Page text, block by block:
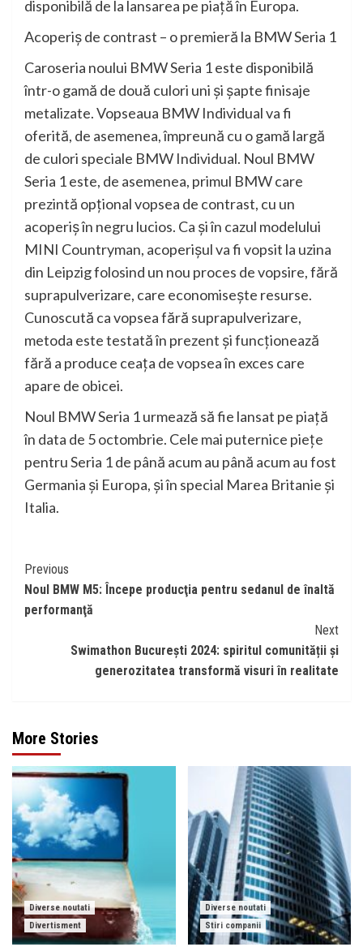
disponibilă de la lansarea pe piaţă în Europa.
Acoperiş de contrast – o premieră la BMW Seria 1
Caroseria noului BMW Seria 1 este disponibilă
într-o gamă de două culori uni şi şapte finisaje
metalizate. Vopseaua BMW Individual va fi
oferită, de asemenea, împreună cu o gamă largă
de culori speciale BMW Individual. Noul BMW
Seria 1 este, de asemenea, primul BMW care
prezintă opţional vopsea de contrast, cu un
acoperiş în negru lucios. Ca şi în cazul modelului
MINI Countryman, acoperişul va fi vopsit la uzina
din Leipzig folosind un nou proces de vopsire, fără
suprapulverizare, care economiseşte resurse.
Cunoscută ca vopsea fără suprapulverizare,
metoda este testată în prezent şi funcţionează
fără a produce ceaţa de vopsea în exces care
apare de obicei.
Noul BMW Seria 1 urmează să fie lansat pe piaţă
în data de 5 octombrie. Cele mai puternice pieţe
pentru Seria 1 de până acum au până acum au fost
Germania și Europa, și în special Marea Britanie și
Italia.
Continue
Reading
Previous
Noul BMW M5: Începe producţia pentru sedanul de înaltă
performanţă
Next
Swimathon București 2024: spiritul comunității și
generozitatea transformă visuri în realitate
More Stories
Diverse noutati
Divertisment
Diverse noutati
Stiri companii